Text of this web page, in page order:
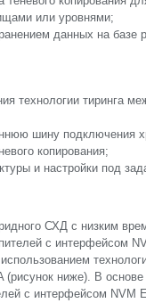
или уровнями;
данных на базе
технологии тиринга
шину
копирования;
и настройки под
СХД с низким
с интерфейсом
(рисунок ниже). В основе
с интерфейсом NVM